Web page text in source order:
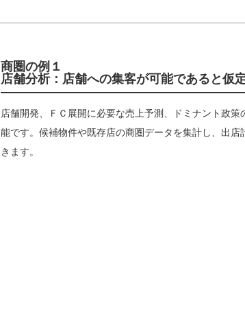
商圏の例１
店舗分析：店舗への集客が可能であると仮
店舗開発、ＦＣ展開に必要な売上予測、ドミナント政策
能です。候補物件や既存店の商圏データを集計し、出店
きます。